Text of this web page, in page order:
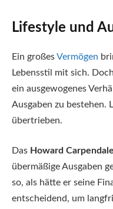
Lifestyle und
Ein großesVermögen
Lebensstil mit sich.
ein ausgewogenes
Ausgaben zu bestehen.
übertrieben.
Das Howard
übermäßige Ausgaben
so, als hätte er seine
entscheidend, um